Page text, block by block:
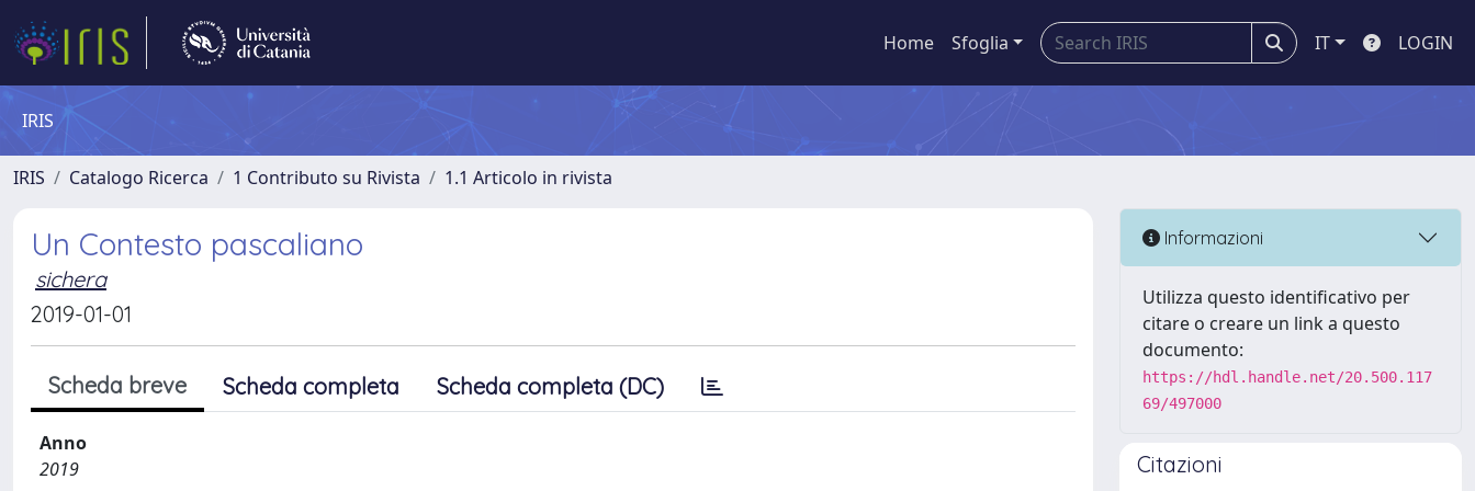
Home Sfoglia IT LOGIN
IRIS
IRIS Catalogo Ricerca 1 Contributo su Rivista 1.1 Articolo in rivista
Un Contesto pascaliano
sichera
2019-01-01
Scheda breve Scheda completa Scheda completa (DC)
Anno
2019
Informazioni
Utilizza questo identificativo per
citare o creare un link a questo
documento:
https://hdl.handle.net/20.500.117
69/497000
Citazioni